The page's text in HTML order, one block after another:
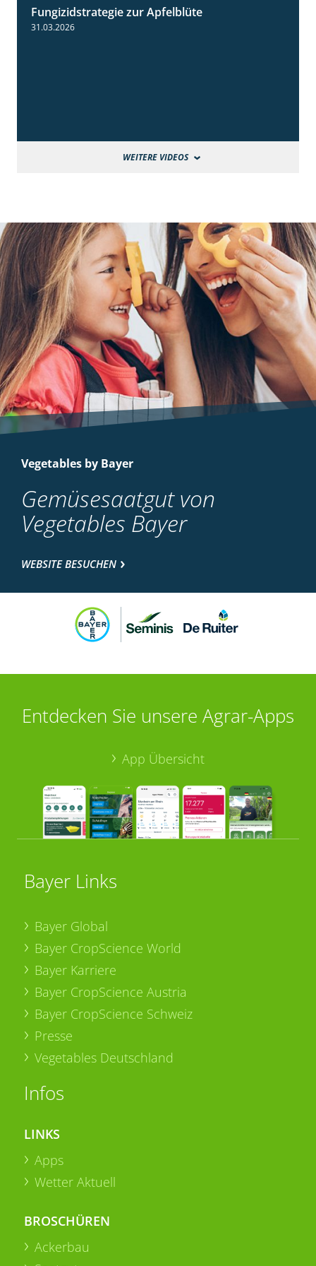
Fungizidstrategie zur Apfelblüte
31.03.2026
WEITERE VIDEOS
Vegetables by Bayer
Gemüsesaatgut von
Vegetables Bayer
WEBSITE BESUCHEN
Entdecken Sie unsere Agrar-Apps
App Übersicht
Bayer Links
Bayer Global
Bayer CropScience World
Bayer Karriere
Bayer CropScience Austria
Bayer CropScience Schweiz
Presse
Vegetables Deutschland
Infos
LINKS
Apps
Wetter Aktuell
BROSCHÜREN
Ackerbau